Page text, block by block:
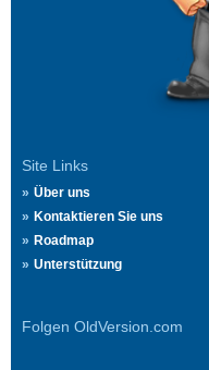
Site Links
Über uns
Kontaktieren Sie uns
Roadmap
Unterstützung
Folgen OldVersion.com